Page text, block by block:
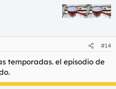
#14
temporadas. el episodio de